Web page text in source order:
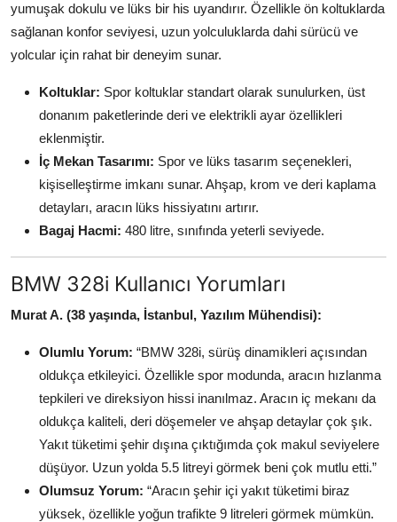
yumuşak dokulu ve lüks bir his uyandırır. Özellikle ön koltuklarda
sağlanan konfor seviyesi, uzun yolculuklarda dahi sürücü ve
yolcular için rahat bir deneyim sunar.
Koltuklar: Spor koltuklar standart olarak sunulurken, üst
donanım paketlerinde deri ve elektrikli ayar özellikleri
eklenmiştir.
İç Mekan Tasarımı: Spor ve lüks tasarım seçenekleri,
kişiselleştirme imkanı sunar. Ahşap, krom ve deri kaplama
detayları, aracın lüks hissiyatını artırır.
Bagaj Hacmi: 480 litre, sınıfında yeterli seviyede.
BMW 328i Kullanıcı Yorumları
Murat A. (38 yaşında, İstanbul, Yazılım Mühendisi):
Olumlu Yorum: “BMW 328i, sürüş dinamikleri açısından
oldukça etkileyici. Özellikle spor modunda, aracın hızlanma
tepkileri ve direksiyon hissi inanılmaz. Aracın iç mekanı da
oldukça kaliteli, deri döşemeler ve ahşap detaylar çok şık.
Yakıt tüketimi şehir dışına çıktığımda çok makul seviyelere
düşüyor. Uzun yolda 5.5 litreyi görmek beni çok mutlu etti.”
Olumsuz Yorum: “Aracın şehir içi yakıt tüketimi biraz
yüksek, özellikle yoğun trafikte 9 litreleri görmek mümkün.